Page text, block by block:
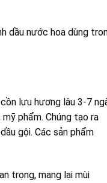
dầu nước hoa dùng
lưu hương lâu 3-7
phẩm. Chúng tạo ra
gội. Các sản phẩm
trọng, mang lại mùi